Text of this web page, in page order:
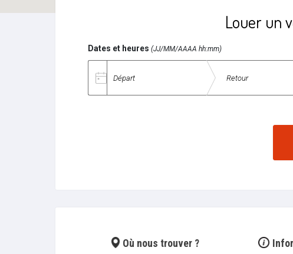
Louer un
Dates et heures (JJ/MM/AAAA hh:mm)
Où nous trouver ?